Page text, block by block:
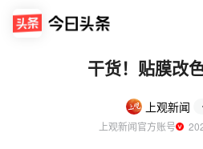
干货！贴膜改
上观新闻
上观新闻官方账号